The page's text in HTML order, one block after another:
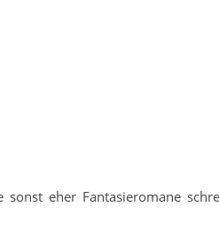
eher Fantasieromane